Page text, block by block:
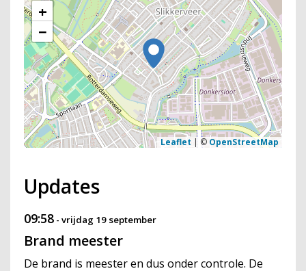
+
−
Leaflet | © OpenStreetMap
Updates
Brand meester
09:58 - vrijdag 19 september
De brand is meester en dus onder controle. De